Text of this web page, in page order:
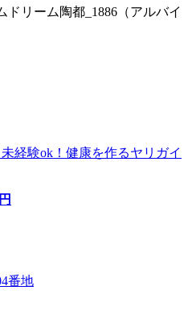
リーム陶都_1886（アルバイ
経験ok！健康を作るヤリガイ
円
番地